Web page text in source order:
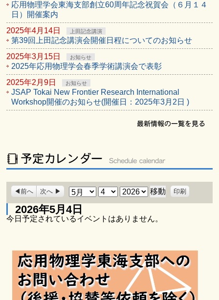
応用物理学会東海支部創立60周年記念祝賀会（６月１４
日）開催案内
2025年4月14日
上田記念講演
第39回上田記念講演会開催日程についてのお知らせ
2025年3月15日
お知らせ
2025年応用物理学会春季学術講演会で表彰
2025年2月9日
お知らせ
JSAP Tokai New Frontier Research International
Workshop開催のお知らせ(開催日：2025年3月2日 )
前へ 次へ 月 日 年 印刷
示
2026年5月4日
今日予定されているイベントはありません。